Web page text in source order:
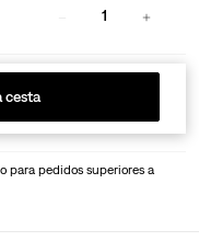
1
cesta
para pedidos superiores a